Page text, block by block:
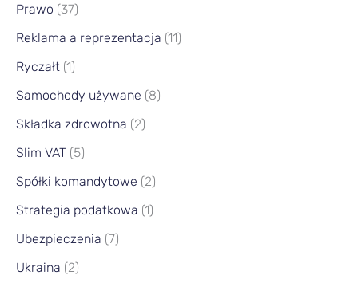
Prawo (37)
Reklama a reprezentacja (11)
Ryczałt (1)
Samochody używane (8)
Składka zdrowotna (2)
Slim VAT (5)
Spółki komandytowe (2)
Strategia podatkowa (1)
Ubezpieczenia (7)
Ukraina (2)